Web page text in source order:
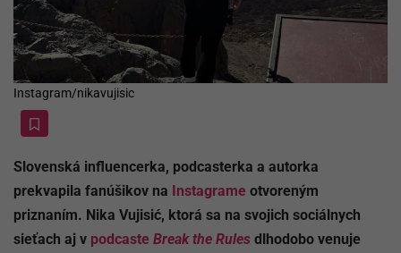
Instagram/nikavujisic
Slovenská influencerka, podcasterka a autorka
prekvapila fanúšikov na Instagrame otvoreným
priznaním. Nika Vujisić, ktorá sa na svojich sociálnych
sieťach aj v podcaste Break the Rules dlhodobo venuje